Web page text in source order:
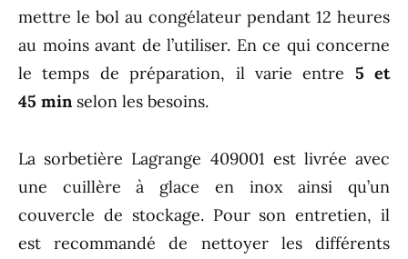
mettre le bol au congélateur pendant 12 heures
au moins avant de l’utiliser. En ce qui concerne
le temps de préparation, il varie entre 5 et
45 minselon les besoins.
La sorbetière Lagrange 409001 est livrée avec
une cuillère à glace en inox ainsi qu’un
couvercle de stockage. Pour son entretien, il
est recommandé de nettoyer les différents